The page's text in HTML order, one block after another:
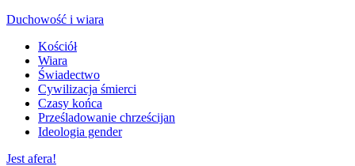
Duchowość i wiara
Kościół
Wiara
Świadectwo
Cywilizacja śmierci
Czasy końca
Prześladowanie chrześcijan
Ideologia gender
Jest afera!